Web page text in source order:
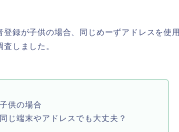
録が子供の場合、同じめーずアドレスを使用
しました。
供の場合
じ端末やアドレスでも大丈夫？